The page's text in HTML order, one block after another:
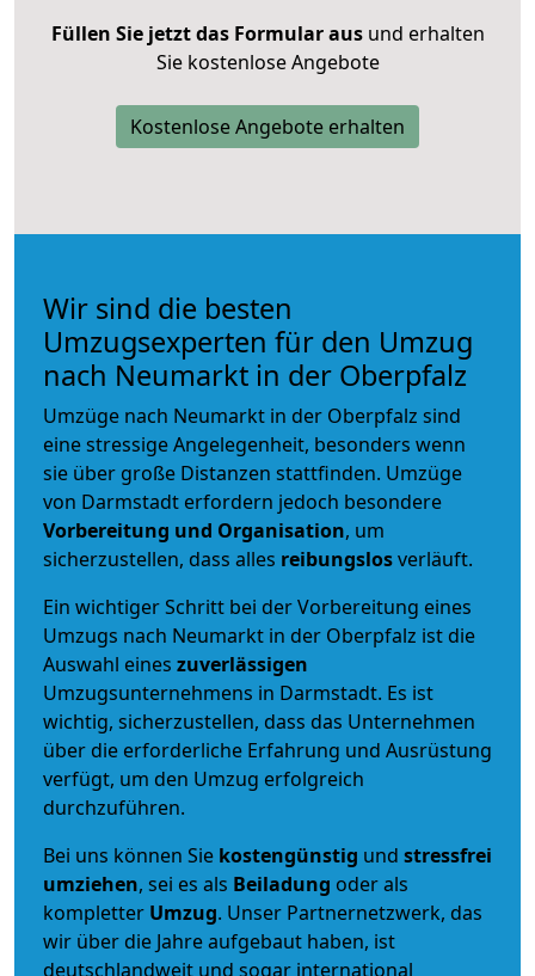
Füllen Sie jetzt das Formular ausund erhalten
Sie kostenlose Angebote
Kostenlose Angebote erhalten
Wir sind die besten
Umzugsexperten für den Umzug
nach Neumarkt in der Oberpfalz
Umzüge nach Neumarkt in der Oberpfalz sind
eine stressige Angelegenheit, besonders wenn
sie über große Distanzen stattfinden. Umzüge
von Darmstadt erfordern jedoch besondere
Vorbereitung und Organisation, um
sicherzustellen, dass alles reibungslosverläuft.
Ein wichtiger Schritt bei der Vorbereitung eines
Umzugs nach Neumarkt in der Oberpfalz ist die
Auswahl eines zuverlässigen
Umzugsunternehmens in Darmstadt. Es ist
wichtig, sicherzustellen, dass das Unternehmen
über die erforderliche Erfahrung und Ausrüstung
verfügt, um den Umzug erfolgreich
durchzuführen.
Bei uns können Sie kostengünstig und stressfrei
umziehen, sei es als Beiladung oder als
kompletter Umzug. Unser Partnernetzwerk, das
wir über die Jahre aufgebaut haben, ist
deutschlandweit und sogar international